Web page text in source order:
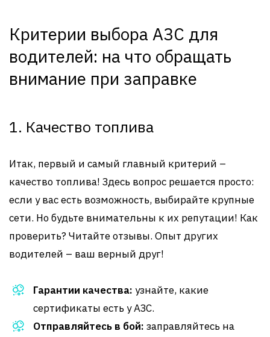
Критерии выбора АЗС для
водителей: на что обращать
внимание при заправке
1. Качество топлива
Итак, первый и самый главный критерий –
качество топлива! Здесь вопрос решается просто:
если у вас есть возможность, выбирайте крупные
сети. Но будьте внимательны к их репутации! Как
проверить? Читайте отзывы. Опыт других
водителей – ваш верный друг!
Гарантии качества: узнайте, какие
сертификаты есть у АЗС.
Отправляйтесь в бой: заправляйтесь на